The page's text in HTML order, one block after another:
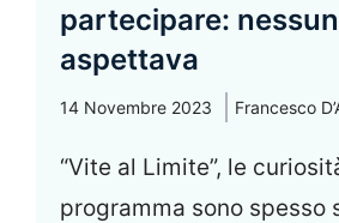
partecipare:
aspettava
14 Novembre 2023 Francesco
“Vite al Limite”, le
programma sono spesso